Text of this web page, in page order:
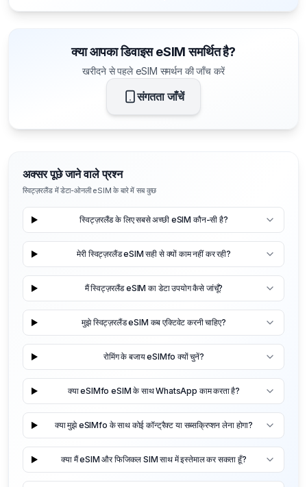
क्या आपका डिवाइस eSIM समर्थित है?
खरीदने से पहले eSIM समर्थन की जाँच करें
संगतता जाँचें
अक्सर पूछे जाने वाले प्रश्न
स्विट्ज़रलैंड में डेटा-ओनली eSIM के बारे में सब कुछ
स्विट्ज़रलैंड के लिए सबसे अच्छी eSIM कौन-सी है?
मेरी स्विट्ज़रलैंड eSIM सही से क्यों काम नहीं कर रही?
मैं स्विट्ज़रलैंड eSIM का डेटा उपयोग कैसे जांचूँ?
मुझे स्विट्ज़रलैंड eSIM कब एक्टिवेट करनी चाहिए?
रोमिंग के बजाय eSIMfo क्यों चुनें?
क्या eSIMfo eSIM के साथ WhatsApp काम करता है?
क्या मुझे eSIMfo के साथ कोई कॉन्ट्रैक्ट या सब्सक्रिप्शन लेना होगा?
क्या मैं eSIM और फिजिकल SIM साथ में इस्तेमाल कर सकता हूँ?